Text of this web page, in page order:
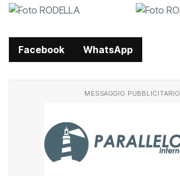
Facebook WhatsApp
MESSAGGIO PUBBLICITARIO